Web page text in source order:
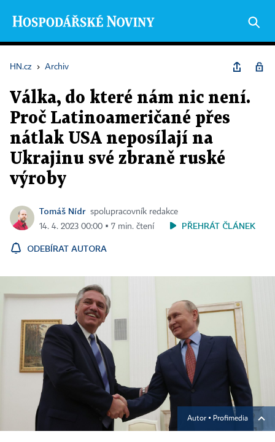
HN.cz › Archiv
Válka, do které nám nic není.
Proč Latinoameričané přes
nátlak USA neposílají na
Ukrajinu své zbraně ruské
výroby
Tomáš Nídr spolupracovník redakce
14. 4. 2023 00:00 ▪ 7 min. čtení
PŘEHRÁT ČLÁNEK
ODEBÍRAT AUTORA
Autor ▪ Profimedia